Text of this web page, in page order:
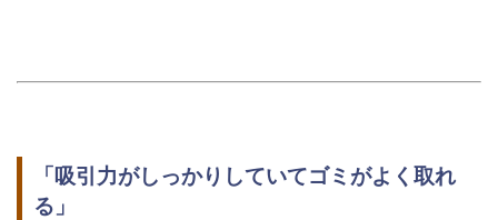
「吸引力がしっかりしていてゴミがよく取れ
る」